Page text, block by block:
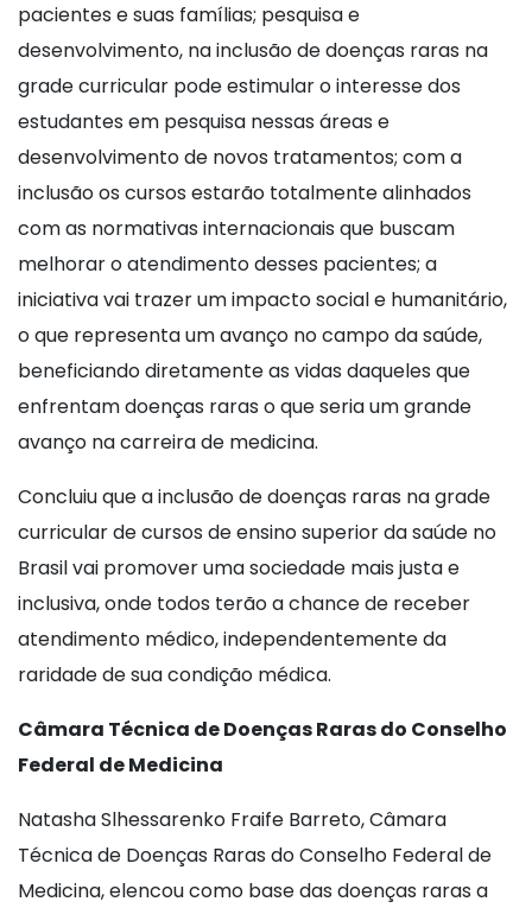
pacientes e suas famílias; pesquisa e
desenvolvimento, na inclusão de doenças raras na
grade curricular pode estimular o interesse dos
estudantes em pesquisa nessas áreas e
desenvolvimento de novos tratamentos; com a
inclusão os cursos estarão totalmente alinhados
com as normativas internacionais que buscam
melhorar o atendimento desses pacientes; a
iniciativa vai trazer um impacto social e humanitário,
o que representa um avanço no campo da saúde,
beneficiando diretamente as vidas daqueles que
enfrentam doenças raras o que seria um grande
avanço na carreira de medicina.
Concluiu que a inclusão de doenças raras na grade
curricular de cursos de ensino superior da saúde no
Brasil vai promover uma sociedade mais justa e
inclusiva, onde todos terão a chance de receber
atendimento médico, independentemente da
raridade de sua condição médica.
Câmara Técnica de Doenças Raras do Conselho
Federal de Medicina
Natasha Slhessarenko Fraife Barreto, Câmara
Técnica de Doenças Raras do Conselho Federal de
Medicina, elencou como base das doenças raras a